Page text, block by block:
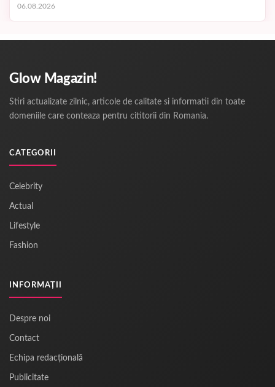
06.08.2026
Glow Magazin!
Stiri actualizate zilnic, articole de calitate si informatii din toate
domeniile care conteaza pentru cititorii din Romania.
CATEGORII
Celebrity
Actual
Lifestyle
Fashion
INFORMAȚII
Despre noi
Contact
Echipa redacțională
Publicitate